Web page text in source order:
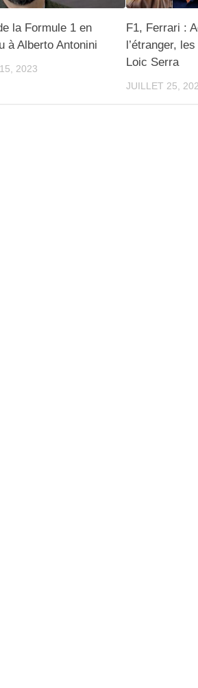
la Formule 1 en
à Alberto Antonini
2023
F1, Ferrari :
l’étranger,
Loic Serra
JUILLET 25,